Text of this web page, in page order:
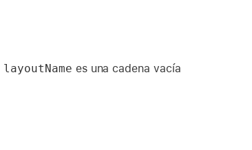
layoutName es una cadena vacía